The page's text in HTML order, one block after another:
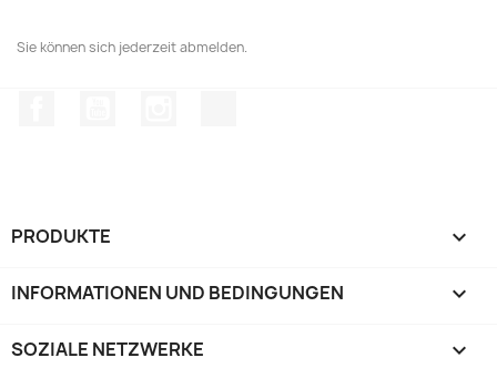
Sie können sich jederzeit abmelden.
PRODUKTE 
INFORMATIONEN UND BEDINGUNGEN 
SOZIALE NETZWERKE 